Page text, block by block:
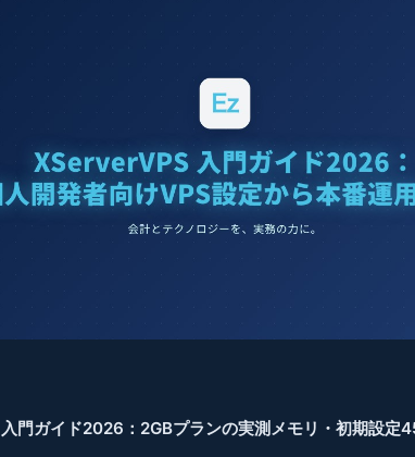
門ガイド2026：2GBプランの実測メモリ・初期設定